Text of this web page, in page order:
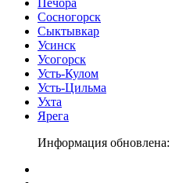
Сосногорск
Сыктывкар
Усинск
Усогорск
Усть-Кулом
Усть-Цильма
Ухта
Ярега
Информация обновлена: